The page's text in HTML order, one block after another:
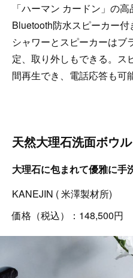
「ハーマン カードン」の
Bluetooth防水スピーカー
シャワーとスピーカーはブ
定、取り外しもできる。ス
間再生でき、電話応答も可
天然大理石洗面ボウ
大理石に包まれて優雅に手
KANEJIN ( 米澤製材所)
価格（税込）：148,500円